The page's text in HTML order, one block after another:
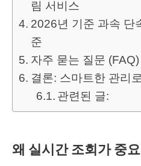
림 서비스
2026년 기준 과속 단
준
자주 묻는 질문 (FAQ)
결론: 스마트한 관리
관련된 글:
왜 실시간 조회가 중